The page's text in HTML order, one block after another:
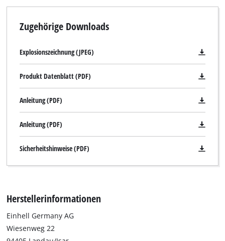
Zugehörige Downloads
Explosionszeichnung (JPEG)
Produkt Datenblatt (PDF)
Anleitung (PDF)
Anleitung (PDF)
Sicherheitshinweise (PDF)
Herstellerinformationen
Einhell Germany AG
Wiesenweg 22